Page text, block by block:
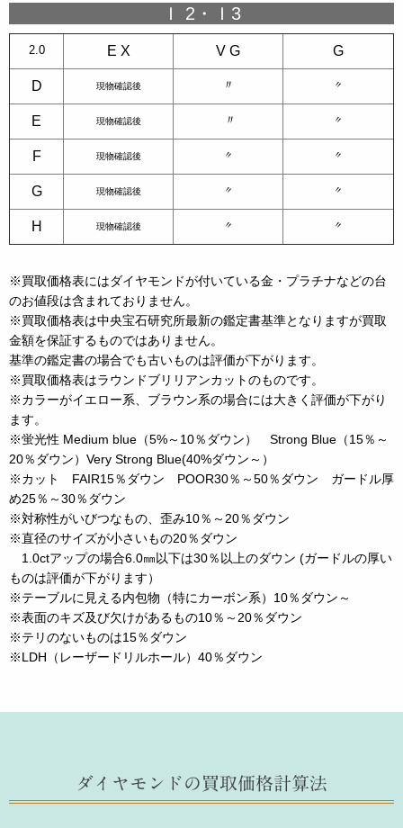
Ｉ 2・Ｉ3
2.0 E X V G G
D 現物確認後 〃 〃
E 現物確認後 〃 〃
F 現物確認後 〃 〃
G 現物確認後 〃 〃
H 現物確認後 〃 〃
※買取価格表にはダイヤモンドが付いている金・プラチナなどの台
のお値段は含まれておりません。
※買取価格表は中央宝石研究所最新の鑑定書基準となりますが買取
金額を保証するものではありません。
基準の鑑定書の場合でも古いものは評価が下がります。
※買取価格表はラウンドブリリアンカットのものです。
※カラーがイエロー系、ブラウン系の場合には大きく評価が下がり
ます。
※蛍光性 Medium blue（5%～10％ダウン） Strong Blue（15％～
20％ダウン）Very Strong Blue(40%ダウン～）
※カット FAIR15％ダウン POOR30％～50％ダウン ガードル厚
め25％～30％ダウン
※対称性がいびつなもの、歪み10％～20％ダウン
※直径のサイズが小さいもの20％ダウン
1.0ctアップの場合6.0㎜以下は30％以上のダウン (ガードルの厚い
ものは評価が下がります）
※テーブルに見える内包物（特にカーボン系）10％ダウン～
※表面のキズ及び欠けがあるもの10％～20％ダウン
※テリのないものは15％ダウン
※LDH（レーザードリルホール）40％ダウン
ダイヤモンドの買取価格計算法